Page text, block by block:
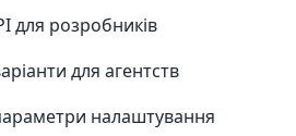
для розробників
для агентств
налаштування